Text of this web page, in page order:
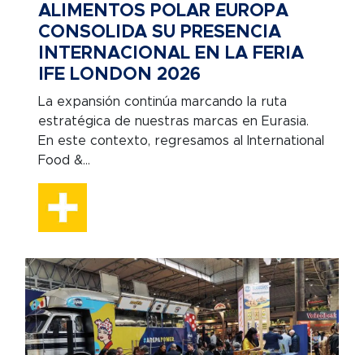
ALIMENTOS POLAR EUROPA
CONSOLIDA SU PRESENCIA
INTERNACIONAL EN LA FERIA
IFE LONDON 2026
La expansión continúa marcando la ruta
estratégica de nuestras marcas en Eurasia.
En este contexto, regresamos al International
Food &...